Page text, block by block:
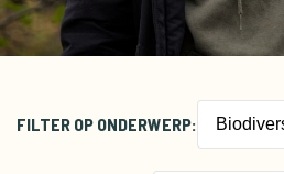
FILTER OP ONDERWERP: